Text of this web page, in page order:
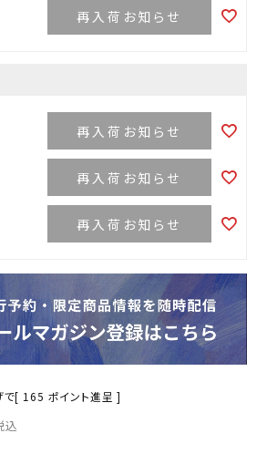
再入荷お知らせ
再入荷お知らせ
再入荷お知らせ
再入荷お知らせ
で[ 165 ポイント進呈 ]
込